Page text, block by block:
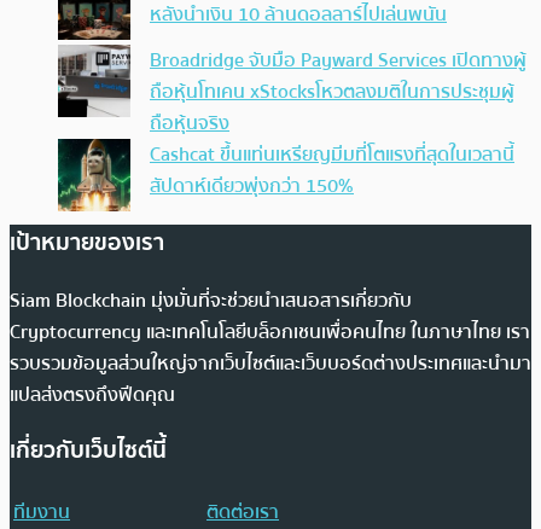
หลังนำเงิน 10 ล้านดอลลาร์ไปเล่นพนัน
Broadridge จับมือ Payward Services เปิดทางผู้
ถือหุ้นโทเคน xStocksโหวตลงมติในการประชุมผู้
ถือหุ้นจริง
Cashcat ขึ้นแท่นเหรียญมีมที่โตแรงที่สุดในเวลานี้
สัปดาห์เดียวพุ่งกว่า 150%
เป้าหมายของเรา
Siam Blockchain มุ่งมั่นที่จะช่วยนำเสนอสารเกี่ยวกับ
Cryptocurrency และเทคโนโลยีบล็อกเชนเพื่อคนไทย ในภาษาไทย เรา
รวบรวมข้อมูลส่วนใหญ่จากเว็บไซต์และเว็บบอร์ดต่างประเทศและนำมา
แปลส่งตรงถึงฟีดคุณ
เกี่ยวกับเว็บไซต์นี้
ทีมงาน
ติดต่อเรา